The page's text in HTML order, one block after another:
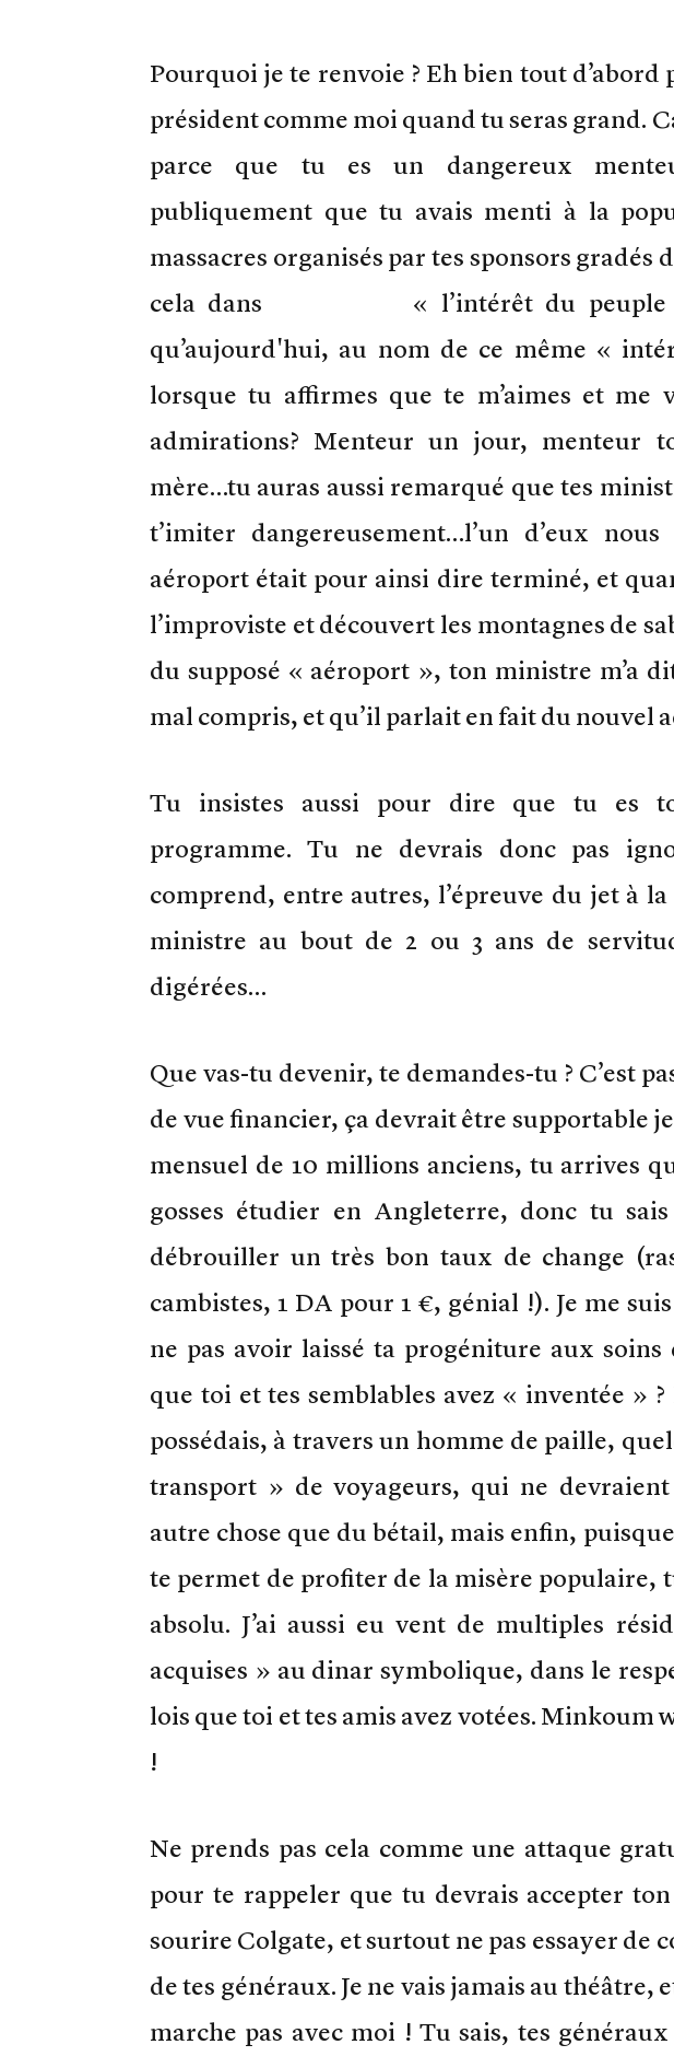
Pourquoi je te renvoie ? Eh bien tout
président comme moi quand tu seras grand.
parce que tu es un dangereux
publiquement que tu avais menti à la
massacres organisés par tes sponsors gradés
cela dans « l’intérêt du peuple ».
qu’aujourd'hui, au nom de ce même «
lorsque tu affirmes que te m’aimes et me
admirations? Menteur un jour, menteur
mère…tu auras aussi remarqué que tes
t’imiter dangereusement…l’un d’eux
aéroport était pour ainsi dire terminé, et
l’improviste et découvert les montagnes de
du supposé « aéroport », ton ministre m’a
mal compris, et qu’il parlait en fait du nouvel
Tu insistes aussi pour dire que tu es
programme. Tu ne devrais donc pas
comprend, entre autres, l’épreuve du jet à
ministre au bout de 2 ou 3 ans de
digérées…
Que vas-tu devenir, te demandes-tu ? C’est
de vue financier, ça devrait être supportable
mensuel de 10 millions anciens, tu arrives
gosses étudier en Angleterre, donc tu
débrouiller un très bon taux de change
cambistes, 1 DA pour 1 €, génial !). Je me
ne pas avoir laissé ta progéniture aux soins
que toi et tes semblables avez « inventée »
possédais, à travers un homme de paille,
transport » de voyageurs, qui ne
autre chose que du bétail, mais enfin,
te permet de profiter de la misère populaire,
absolu. J’ai aussi eu vent de multiples
acquises » au dinar symbolique, dans le
lois que toi et tes amis avez votées. Minkoum
!
Ne prends pas cela comme une attaque
pour te rappeler que tu devrais accepter
sourire Colgate, et surtout ne pas essayer de
de tes généraux. Je ne vais jamais au théâtre,
marche pas avec moi ! Tu sais, tes